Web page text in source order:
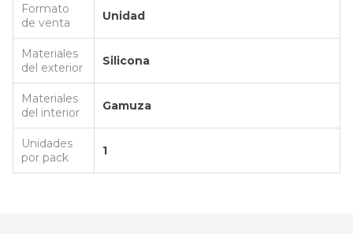
Formato
de venta
Unidad
Materiales
del exterior
Silicona
Materiales
del interior
Gamuza
Unidades
por pack
1